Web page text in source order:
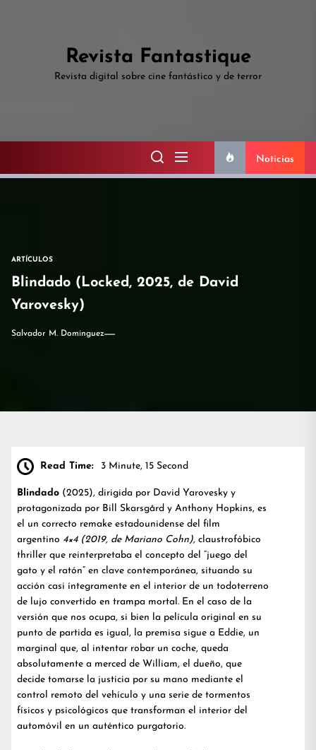
Revista Fantastique
Revista digital sobre cine fantástico y de terror
Noticias
ARTÍCULOS
Blindado (Locked, 2025, de David
Yarovesky)
Salvador M. Dominguez
Read Time: 3 Minute, 15 Second
Blindado (2025), dirigida por David Yarovesky y
protagonizada por Bill Skarsgård y Anthony Hopkins, es
el un correcto remake estadounidense del film
argentino 4×4(2019, de Mariano Cohn), claustrofóbico
thriller que reinterpretaba el concepto del “juego del
gato y el ratón” en clave contemporánea, situando su
acción casi íntegramente en el interior de un todoterreno
de lujo convertido en trampa mortal. En el caso de la
versión que nos ocupa, si bien la película original en su
punto de partida es igual, la premisa sigue a Eddie, un
marginal que, al intentar robar un coche, queda
absolutamente a merced de William, el dueño, que
decide tomarse la justicia por su mano mediante el
control remoto del vehículo y una serie de tormentos
físicos y psicológicos que transforman el interior del
automóvil en un auténtico purgatorio.